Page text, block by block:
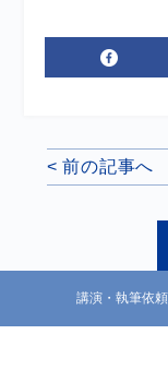
講演・執筆依頼
< 前の記事へ